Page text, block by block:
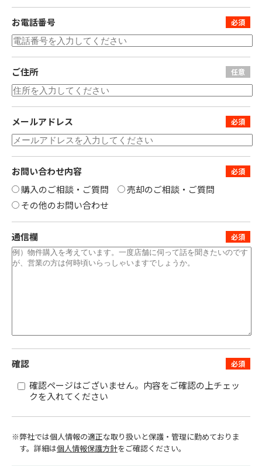
お電話番号
ご住所
メールアドレス
お問い合わせ内容
購入のご相談・ご質問
売却のご相談・ご質問
その他のお問い合わせ
通信欄
確認
確認ページはございません。内容をご確認の上チェッ
クを入れてください
※弊社では個人情報の適正な取り扱いと保護・管理に勤めておりま
す。 詳細は個人情報保護方針をご確認ください。